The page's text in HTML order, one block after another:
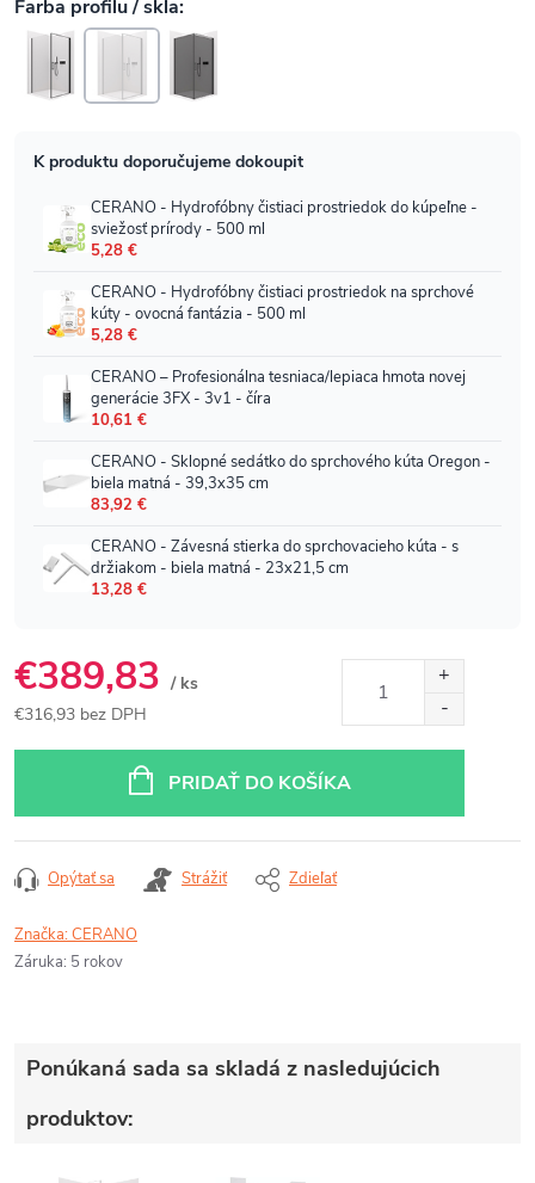
€389,83 / ks
€316,93 bez DPH
PRIDAŤ DO KOŠÍKA
Opýtať sa Strážiť Zdieľať
Značka:CERANO
Záruka: 5 rokov
Ponúkaná sada sa skladá z nasledujúcich
produktov: